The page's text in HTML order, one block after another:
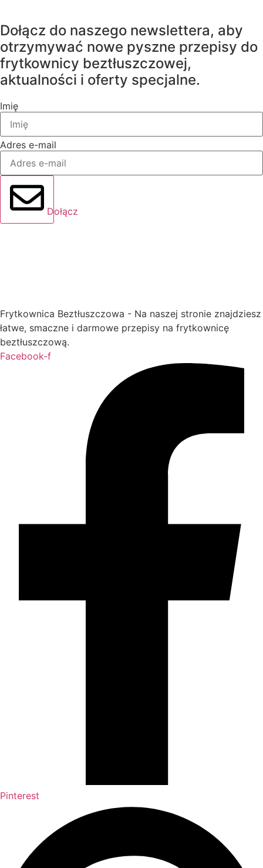
Dołącz do naszego newslettera, aby
otrzymywać nowe pyszne przepisy do
frytkownicy beztłuszczowej,
aktualności i oferty specjalne.
Imię
Adres e-mail
Dołącz
Frytkownica Beztłuszczowa - Na naszej stronie znajdziesz
łatwe, smaczne i darmowe przepisy na frytkownicę
beztłuszczową.
Facebook-f
Pinterest